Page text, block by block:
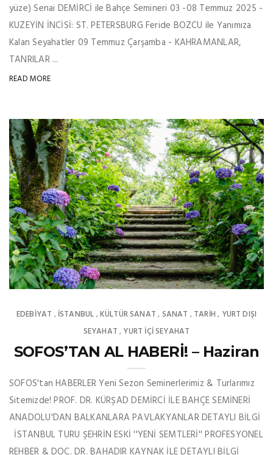
yüze) Senai DEMİRCİ ile Bahçe Semineri 03 -08 Temmuz 2025 -
KUZEYİN İNCİSİ: ST. PETERSBURG Feride BOZCU ile Yanımıza
Kalan Seyahatler 09 Temmuz Çarşamba - KAHRAMANLAR,
TANRILAR ...
READ MORE
EDEBIYAT , İSTANBUL ,KÜLTÜR SANAT , SANAT , TARİH , YURT DIŞI
SEYAHAT , YURT İÇİ SEYAHAT
SOFOS’TAN AL HABERİ! – Haziran
SOFOS'tan HABERLER Yeni Sezon Seminerlerimiz & Turlarımız
Sitemizde! PROF. DR. KÜRŞAD DEMİRCİ İLE BAHÇE SEMİNERİ
ANADOLU'DAN BALKANLARA PAVLAKYANLAR DETAYLI BİLGİ
İSTANBUL TURU ŞEHRİN ESKİ ''YENİ SEMTLERİ'' PROFESYONEL
REHBER & DOÇ. DR. BAHADIR KAYNAK İLE DETAYLI BİLGİ